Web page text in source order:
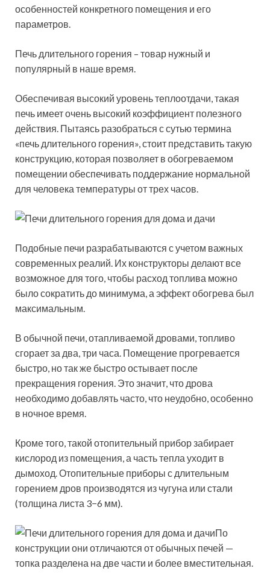
особенностей конкретного помещения и его
параметров.
Печь длительного горения – товар нужный и
популярный в наше время.
Обеспечивая высокий уровень теплоотдачи, такая
печь имеет очень высокий коэффициент полезного
действия. Пытаясь разобраться с сутью термина
«печь длительного горения», стоит представить такую
конструкцию, которая позволяет в обогреваемом
помещении обеспечивать поддержание нормальной
для человека температуры от трех часов.
Подобные печи разрабатываются с учетом важных
современных реалий. Их конструкторы делают все
возможное для того, чтобы расход топлива можно
было сократить до минимума, а эффект обогрева был
максимальным.
В обычной печи, отапливаемой дровами, топливо
сгорает за два, три часа. Помещение прогревается
быстро, но так же быстро остывает после
прекращения горения. Это значит, что дрова
необходимо добавлять часто, что неудобно, особенно
в ночное время.
Кроме того, такой отопительный прибор забирает
кислород из помещения, а часть тепла уходит в
дымоход. Отопительные приборы с длительным
горением дров производятся из чугуна или стали
(толщина листа 3−6 мм).
По
конструкции они отличаются от обычных печей —
топка разделена на две части и более вместительная.